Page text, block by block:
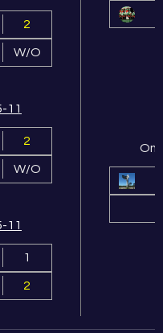
2
W/O
11
2
W/O
11
1
2